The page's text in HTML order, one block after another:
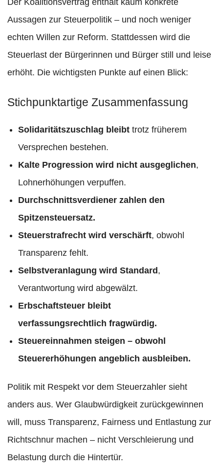
Der Koalitionsvertrag enthält kaum konkrete
Aussagen zur Steuerpolitik – und noch weniger
echten Willen zur Reform. Stattdessen wird die
Steuerlast der Bürgerinnen und Bürger still und leise
erhöht. Die wichtigsten Punkte auf einen Blick:
Stichpunktartige Zusammenfassung
Solidaritätszuschlag bleibt trotz früherem
Versprechen bestehen.
Kalte Progression wird nicht ausgeglichen,
Lohnerhöhungen verpuffen.
Durchschnittsverdiener zahlen den
Spitzensteuersatz.
Steuerstrafrecht wird verschärft, obwohl
Transparenz fehlt.
Selbstveranlagung wird Standard ,
Verantwortung wird abgewälzt.
Erbschaftsteuer bleibt
verfassungsrechtlich fragwürdig.
Steuereinnahmen steigen – obwohl
Steuererhöhungen angeblich ausbleiben.
Politik mit Respekt vor dem Steuerzahler sieht
anders aus. Wer Glaubwürdigkeit zurückgewinnen
will, muss Transparenz, Fairness und Entlastung zur
Richtschnur machen – nicht Verschleierung und
Belastung durch die Hintertür.